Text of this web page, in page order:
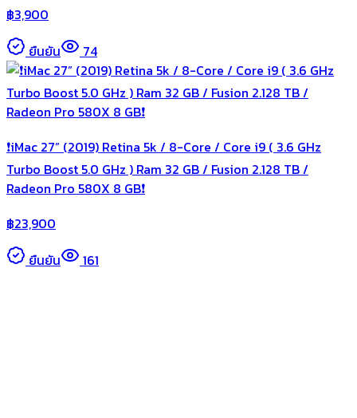
฿3,900
ยืนยัน
74
❗️iMac 27” (2019) Retina 5k / 8-Core / Core i9 ( 3.6 GHz
Turbo Boost 5.0 GHz ) Ram 32 GB / Fusion 2.128 TB /
Radeon Pro 580X 8 GB❗️
฿23,900
ยืนยัน
161